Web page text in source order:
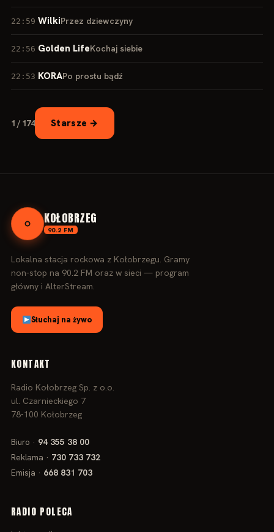
22:59 WilkiPrzez dziewczyny
22:56 Golden LifeKochaj siebie
22:53 KORAPo prostu bądź
1 / 174 Starsze →
KOŁOBRZEG
90.2 FM
Lokalna stacja rockowa z Kołobrzegu. Gramy
non‑stop na 90.2 FM oraz w sieci — program
główny i AlterStream.
Słuchaj na żywo
KONTAKT
Radio Kołobrzeg Sp. z o.o.
ul. Czarnieckiego 7
78‑100 Kołobrzeg
Biuro · 94 355 38 00
Reklama · 730 733 732
Emisja · 668 831 703
RADIO POLECA